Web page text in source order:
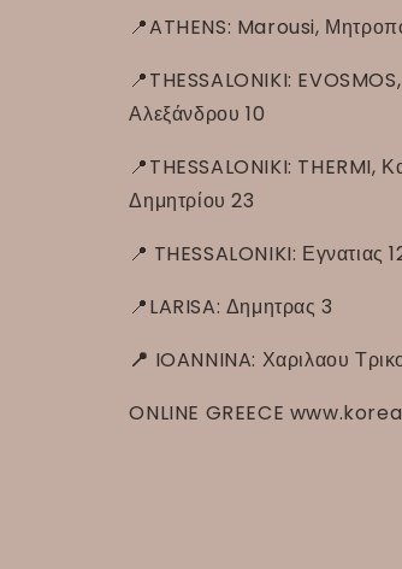
📍ATHENS: Marousi,
📍THESSALONIKI:
Αλεξάνδρου 10
📍THESSALONIKI: THERMI,
Δημητρίου 23
📍 THESSALONIKI: Εγνατιας
📍LARISA: Δημητρας 3
📍 IOANNINA: Χαριλαου
ONLINE GREECE